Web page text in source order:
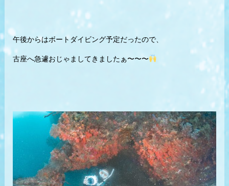
午後からはボートダイビング予定だったので、
古座へ急遽おじゃましてきましたぁ〜〜〜